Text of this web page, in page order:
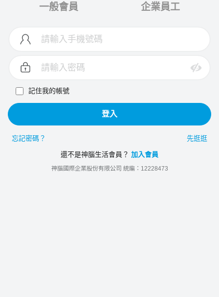
一般會員 企業員工
記住我的帳號
登入
忘記密碼？ 先逛逛
還不是神腦生活會員？ 加入會員
神腦國際企業股份有限公司 統編：12228473